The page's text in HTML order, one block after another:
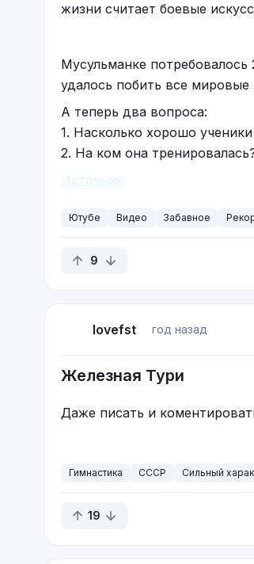
жизни считает боевые
Мусульманке
удалось побить все мировые
А теперь два вопроса:
1. Насколько хорошо
2. На ком она
Источник
Ютубе Видео Забавное
9
lovefst год назад
Железная Тури
Даже писать и
Гимнастика СССР Сильный
19